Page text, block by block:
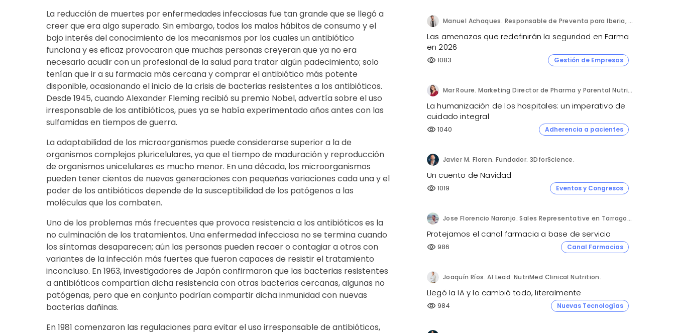
La reducción de muertes por enfermedades infecciosas fue tan grande que se llegó a
creer que era algo superado. Sin embargo, todos los malos hábitos de consumo y el
bajo interés del conocimiento de los mecanismos por los cuales un antibiótico
funciona y es eficaz provocaron que muchas personas creyeran que ya no era
necesario acudir con un profesional de la salud para tratar algún padecimiento; solo
tenían que ir a su farmacia más cercana y comprar el antibiótico más potente
disponible, ocasionando el inicio de la crisis de bacterias resistentes a los antibióticos.
Desde 1945, cuando Alexander Fleming recibió su premio Nobel, advertía sobre el uso
irresponsable de los antibióticos, pues ya se había experimentado años antes con las
sulfamidas en tiempos de guerra.
La adaptabilidad de los microorganismos puede considerarse superior a la de
organismos complejos pluricelulares, ya que el tiempo de maduración y reproducción
de organismos unicelulares es mucho menor. En una década, los microorganismos
pueden tener cientos de nuevas generaciones con pequeñas variaciones cada una y el
poder de los antibióticos depende de la susceptibilidad de los patógenos a las
moléculas que los combaten.
Uno de los problemas más frecuentes que provoca resistencia a los antibióticos es la
no culminación de los tratamientos. Una enfermedad infecciosa no se termina cuando
los síntomas desaparecen; aún las personas pueden recaer o contagiar a otros con
variantes de la infección más fuertes que fueron capaces de resistir el tratamiento
inconcluso. En 1963, investigadores de Japón confirmaron que las bacterias resistentes
a antibióticos compartían dicha resistencia con otras bacterias cercanas, algunas no
patógenas, pero que en conjunto podrían compartir dicha inmunidad con nuevas
bacterias dañinas.
En 1981 comenzaron las regulaciones para evitar el uso irresponsable de antibióticos,
Manuel Achaques. Responsable de Preventa para Iberia, Italia y Latinoamérica. Hornetsecurity.
Las amenazas que redefinirán la seguridad en Farma
en 2026
visibility 1083 Gestión de Empresas
Mar Roure. Marketing Director de Pharma y Parental Nutrition. Fresenius Kabi España.
La humanización de los hospitales: un imperativo de
cuidado integral
visibility 1040 Adherencia a pacientes
Javier M. Floren. Fundador. 3DforScience.
Un cuento de Navidad
visibility 1019 Eventos y Congresos
Jose Florencio Naranjo. Sales Representative en Tarragona.
Protejamos el canal farmacia a base de servicio
visibility 986 Canal Farmacias
Joaquín Ríos. AI Lead. NutriMed Clinical Nutrition.
Llegó la IA y lo cambió todo, literalmente
visibility 984 Nuevas Tecnologías